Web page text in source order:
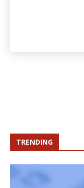
TRENDING